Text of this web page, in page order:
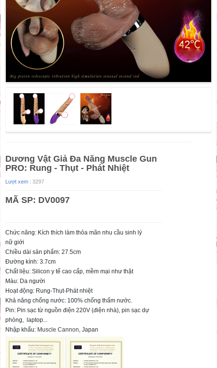
Dương Vật Giả Đa Năng Muscle Gun
PRO: Rung - Thụt - Phát Nhiệt
Lượt xem : 3297
MÃ SP: DV0097
Chức năng: Kích thích làm thỏa mãn nhu cầu sinh lý
nữ giới
Chiều dài sản phẩm: 27.5cm
Đường kính: 3.7cm
Chất liệu: Silicon y tế cao cấp, mềm mại như thật
Màu: Da người
Hoạt động: Rung-Thụt-Phát nhiệt
Khả năng chống nước: 100% chống thấm nước.
Pin: Pin sạc từ nguồn điện 220V (điện nhà), pin sạc dự
phòng, laptop...
Nhập khẩu: Muscle Cannon, Japan